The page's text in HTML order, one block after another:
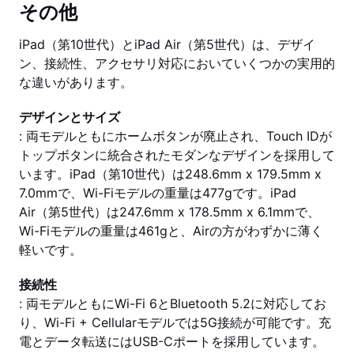
その他
iPad（第10世代）とiPad Air（第5世代）は、デザイ
ン、接続性、アクセサリ対応においていくつかの実用的
な違いがあります。
デザインとサイズ
: 両モデルともにホームボタンが廃止され、Touch IDが
トップボタンに統合されたモダンなデザインを採用して
います。iPad（第10世代）は248.6mm x 179.5mm x
7.0mmで、Wi-Fiモデルの重量は477gです。iPad
Air（第5世代）は247.6mm x 178.5mm x 6.1mmで、
Wi-Fiモデルの重量は461gと、Airの方がわずかに薄く
軽いです。
接続性
: 両モデルともにWi-Fi 6とBluetooth 5.2に対応してお
り、Wi-Fi + Cellularモデルでは5G接続が可能です。充
電とデータ転送にはUSB-Cポートを採用しています。